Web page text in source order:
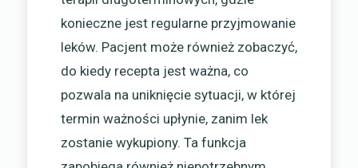
konieczne jest regularne przyjmowanie
leków. Pacjent może również zobaczyć,
do kiedy recepta jest ważna, co
pozwala na uniknięcie sytuacji, w której
termin ważności upłynie, zanim lek
zostanie wykupiony. Ta funkcja